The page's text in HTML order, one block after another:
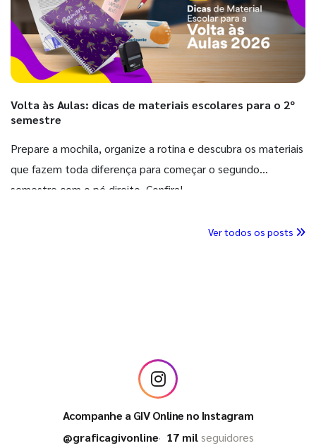
Volta às Aulas: dicas de materiais escolares para o 2º
semestre
Prepare a mochila, organize a rotina e descubra os materiais
que fazem toda diferença para começar o segundo
semestre com o pé direito. Confira!
Ver todos os posts
Acompanhe a GIV Online no Instagram
@graficagivonline
17 milseguidores